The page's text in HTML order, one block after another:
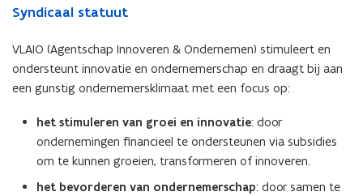
Syndicaal statuut
VLAIO (Agentschap Innoveren & Ondernemen) stimuleert en
ondersteunt innovatie en ondernemerschap en draagt bij aan
een gunstig ondernemersklimaat met een focus op:
het stimuleren van groei en innovatie: door
ondernemingen financieel te ondersteunen via subsidies
om te kunnen groeien, transformeren of innoveren.
het bevorderen van ondernemerschap: door samen te